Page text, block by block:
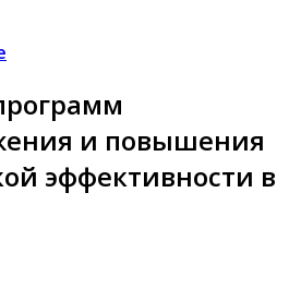
и повышения
эффективности в